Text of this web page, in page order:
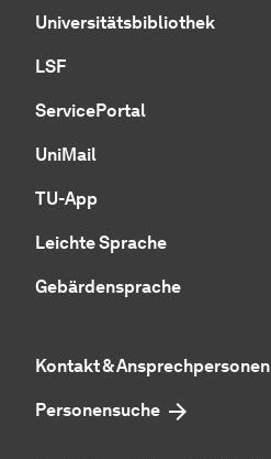
Universitätsbibliothek
LSF
ServicePortal
UniMail
TU-App
Leichte Sprache
Gebärdensprache
Kontakt & Ansprechpersonen
Personensuche